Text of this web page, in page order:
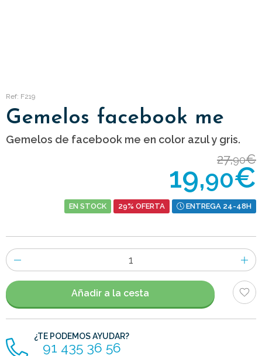
Ref: F219
Gemelos facebook me
Gemelos de facebook me en color azul y gris.
27,90€
19,90€
EN STOCK 29% OFERTA ENTREGA 24-48H
Número
de
artículos
Añadir a la cesta
¿TE PODEMOS AYUDAR?
91 435 36 56